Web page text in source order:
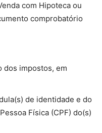
com Hipoteca ou
comprobatório
dos impostos, em
de identidade e do
Física (CPF) do(s)